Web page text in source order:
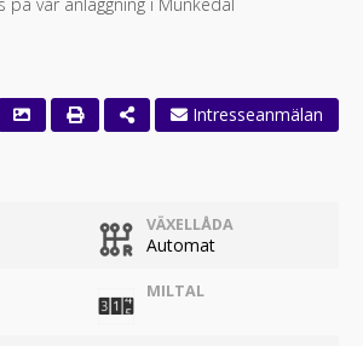
VÄXELLÅDA
Automat
MILTAL